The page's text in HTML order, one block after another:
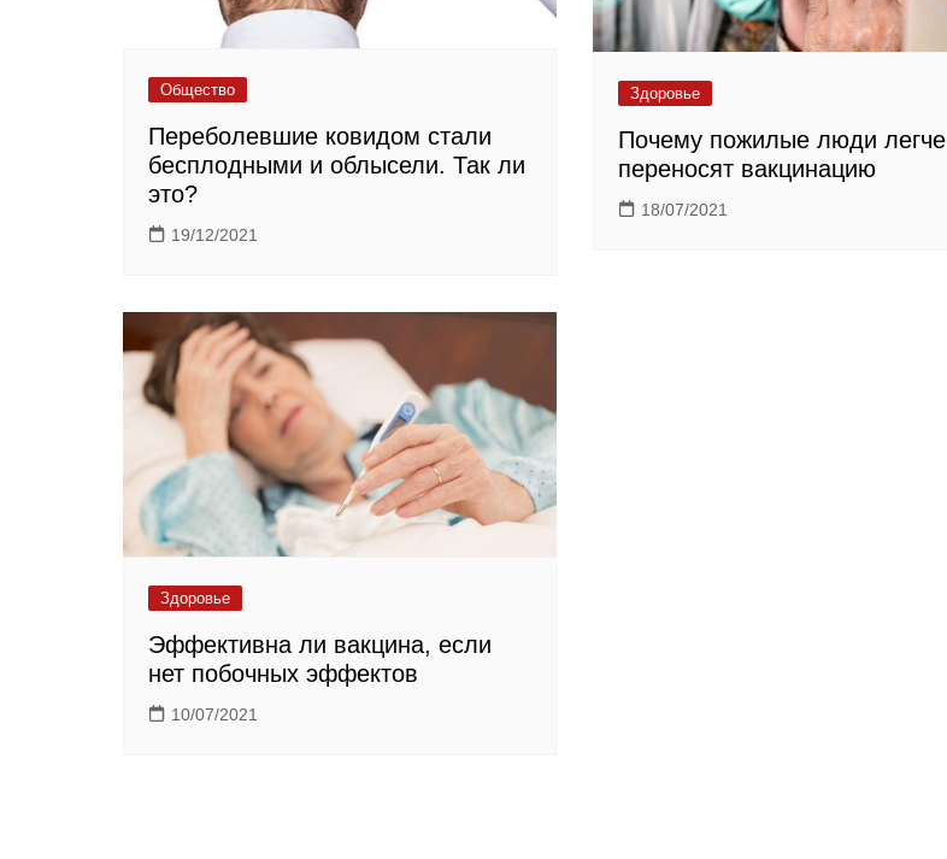
Общество
Переболевшие ковидом стали
бесплодными и облысели. Так ли
это?
19/12/2021
Здоровье
Почему пожилые люди легче
переносят вакцинацию
18/07/2021
Здоровье
Эффективна ли вакцина, если
нет побочных эффектов
10/07/2021